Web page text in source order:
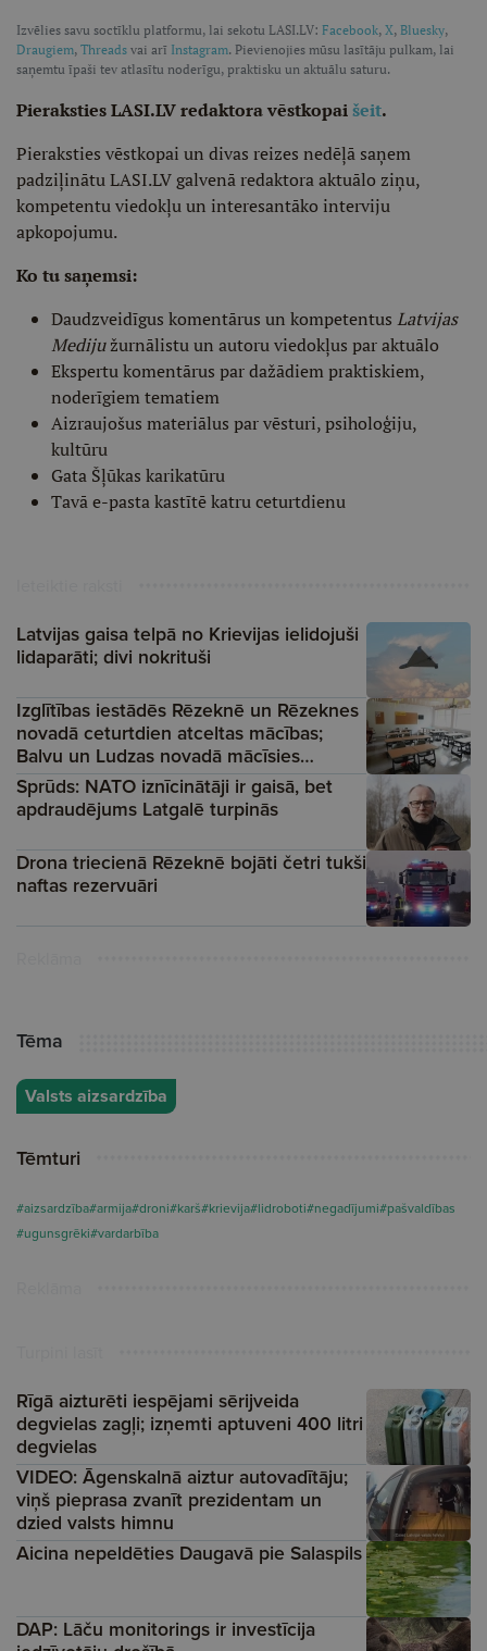
Izvēlies savu soctīklu platformu, lai sekotu LASI.LV: Facebook, X, Bluesky,
Draugiem, Threads vai arī Instagram. Pievienojies mūsu lasītāju pulkam, lai
saņemtu īpaši tev atlasītu noderīgu, praktisku un aktuālu saturu.
Pieraksties LASI.LV redaktora vēstkopaišeit.
Pieraksties vēstkopai un divas reizes nedēļā saņem
padziļinātu LASI.LV galvenā redaktora aktuālo ziņu,
kompetentu viedokļu un interesantāko interviju
apkopojumu.
Ko tu saņemsi:
Daudzveidīgus komentārus un kompetentus Latvijas
Medijužurnālistu un autoru viedokļus par aktuālo
Ekspertu komentārus par dažādiem praktiskiem,
noderīgiem tematiem
Aizraujošus materiālus par vēsturi, psiholoģiju,
kultūru
Gata Šļūkas karikatūru
Tavā e-pasta kastītē katru ceturtdienu
Latvijas gaisa telpā no Krievijas ielidojuši
lidaparāti; divi nokrituši
Izglītības iestādēs Rēzeknē un Rēzeknes
novadā ceturtdien atceltas mācības;
Balvu un Ludzas novadā mācīsies
attālināti
Sprūds: NATO iznīcinātāji ir gaisā, bet
apdraudējums Latgalē turpinās
Drona triecienā Rēzeknē bojāti četri tukši
naftas rezervuāri
Tēma
Valsts aizsardzība
Tēmturi
#aizsardzība#armija#droni#karš#krievija#lidroboti#negadījumi#pašvaldības
#ugunsgrēki#vardarbība
Rīgā aizturēti iespējami sērijveida
degvielas zagļi; izņemti aptuveni 400 litri
degvielas
VIDEO: Āgenskalnā aiztur autovadītāju;
viņš pieprasa zvanīt prezidentam un
dzied valsts himnu
Aicina nepeldēties Daugavā pie Salaspils
DAP: Lāču monitorings ir investīcija